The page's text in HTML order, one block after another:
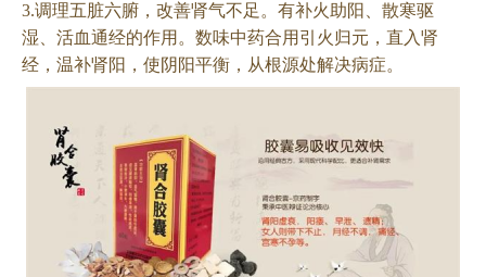
3.调理五脏六腑，改善肾气不足。有补火助阳、散寒驱
湿、活血通经的作用。数味中药合用引火归元，直入肾
经，温补肾阳，使阴阳平衡，从根源处解决病症。